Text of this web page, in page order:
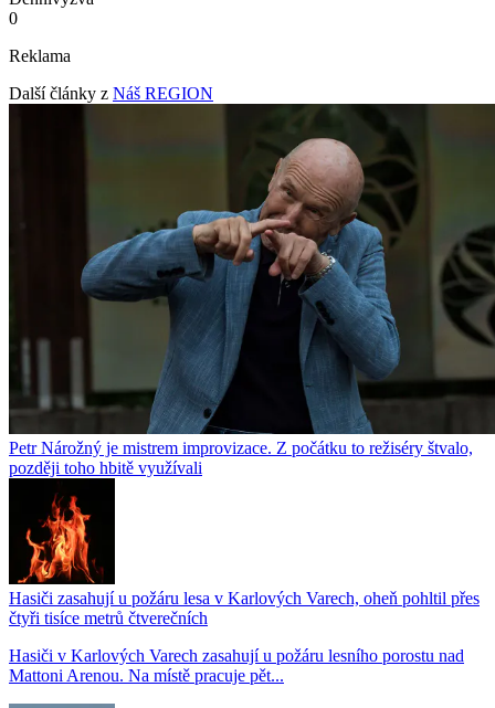
0
Reklama
Další články z Náš REGION
Petr Nárožný je mistrem improvizace. Z počátku to režiséry štvalo,
později toho hbitě využívali
Hasiči zasahují u požáru lesa v Karlových Varech, oheň pohltil přes
čtyři tisíce metrů čtverečních
Hasiči v Karlových Varech zasahují u požáru lesního porostu nad
Mattoni Arenou. Na místě pracuje pět...